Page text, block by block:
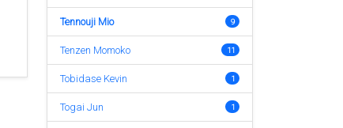
Tennouji Mio 9
Tenzen Momoko 11
Tobidase Kevin 1
Togai Jun 1